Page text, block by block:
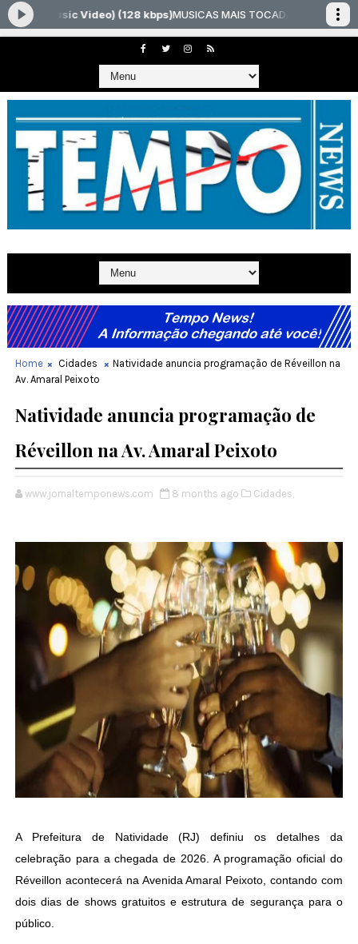
Home Cidades
Natividade anuncia programação de Réveillon na
Av. Amaral Peixoto
Natividade anuncia programação de
Réveillon na Av. Amaral Peixoto
www.jornaltemponews.com 8 months ago Cidades,
A Prefeitura de Natividade (RJ) definiu os detalhes da
celebração para a chegada de 2026. A programação oficial do
Réveillon acontecerá na Avenida Amaral Peixoto, contando com
dois dias de shows gratuitos e estrutura de segurança para o
público.